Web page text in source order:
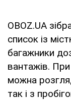
OBOZ.UA
список із
багажники
вантажів.
можна
так і з